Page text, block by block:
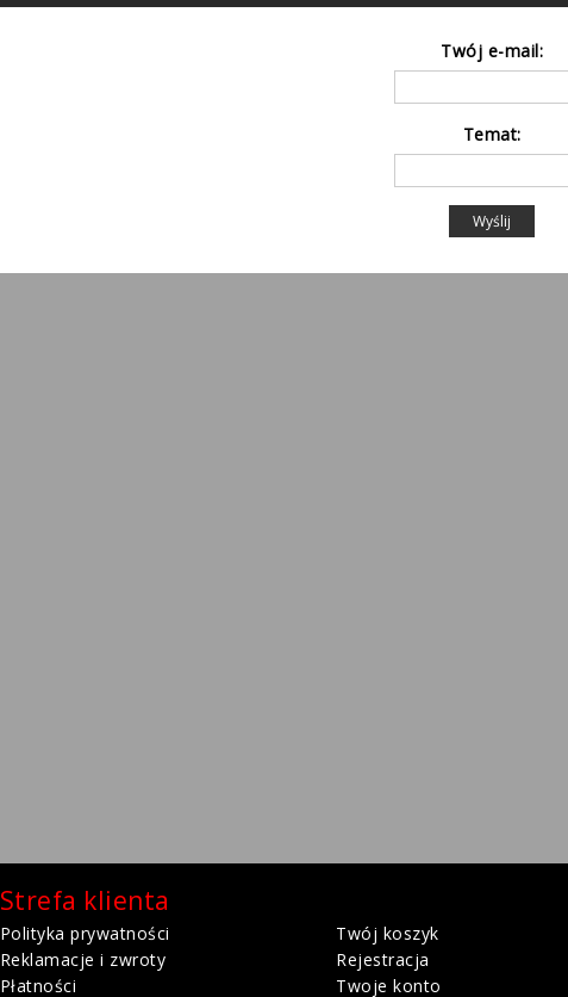
Twój e-mail:
Temat:
Wyślij
Strefa klienta
Polityka prywatności
Reklamacje i zwroty
Płatności
Twój koszyk
Rejestracja
Twoje konto